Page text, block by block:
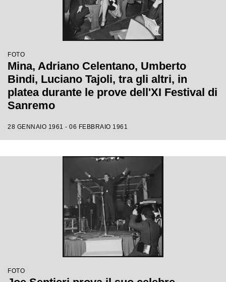
FOTO
Mina, Adriano Celentano, Umberto
Bindi, Luciano Tajoli, tra gli altri, in
platea durante le prove dell'XI Festival di
Sanremo
28 GENNAIO 1961 - 06 FEBBRAIO 1961
FOTO